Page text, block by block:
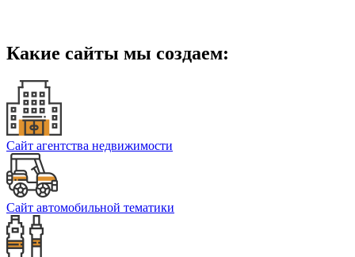
Какие сайты мы создаем:
Сайт агентства недвижимости
Сайт автомобильной тематики